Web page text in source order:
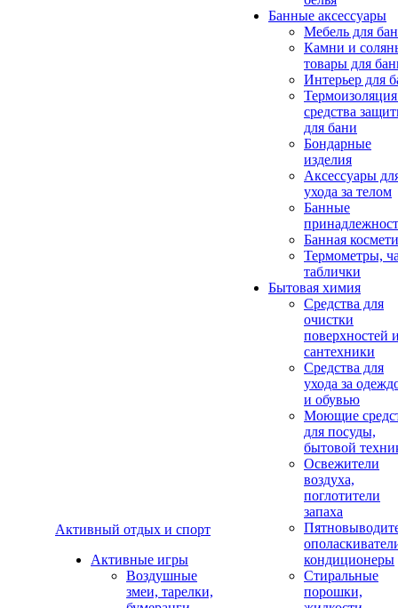
Активный отдых и спорт
Активные игры
Воздушные
змеи, тарелки,
Банные аксессуары
Мебель для
Камни и
товары для
Интерьер для
средства
для бани
Бондарные
изделия
Аксеcсуары
ухода за телом
Банные
Банная
Термометры,
таблички
Бытовая химия
Средства для
очистки
поверхностей
сантехники
Средства для
ухода за
и обувью
Моющие
для посуды,
бытовой
Освежители
воздуха,
поглотители
запаха
кондиционеры
Стиральные
порошки,